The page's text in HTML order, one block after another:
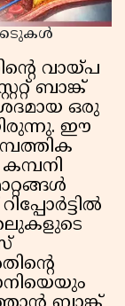
വായ്പ
ബാങ്ക്
ഒരു
ഈ